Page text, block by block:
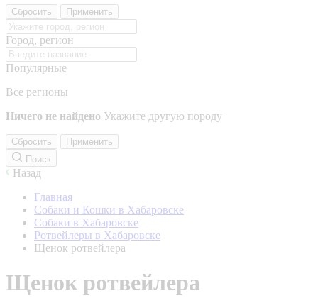
Сбросить Применить
Город, регион
Популярные
Все регионы
Ничего не найдено Укажите другую породу
Сбросить
Применить
Поиск
Назад
Главная
Собаки и Кошки в Хабаровске
Собаки в Хабаровске
Ротвейлеры в Хабаровске
Щенок ротвейлера
Щенок ротвейлера